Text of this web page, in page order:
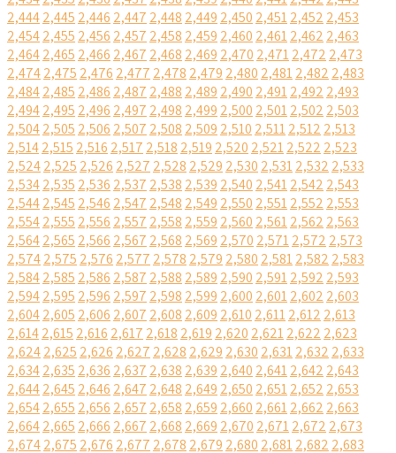
2,4442,445 2,446 2,447 2,448 2,449 2,450 2,4512,452 2,453
2,4542,455 2,456 2,457 2,458 2,459 2,460 2,4612,462 2,463
2,4642,465 2,466 2,467 2,468 2,469 2,470 2,4712,472 2,473
2,4742,475 2,476 2,477 2,478 2,479 2,480 2,4812,482 2,483
2,4842,485 2,486 2,487 2,488 2,489 2,490 2,4912,492 2,493
2,4942,495 2,496 2,497 2,498 2,499 2,500 2,5012,502 2,503
2,5042,505 2,506 2,507 2,508 2,509 2,510 2,5112,512 2,513
2,5142,515 2,516 2,517 2,518 2,519 2,520 2,5212,522 2,523
2,5242,525 2,526 2,527 2,528 2,529 2,530 2,5312,532 2,533
2,5342,535 2,536 2,537 2,538 2,539 2,540 2,5412,542 2,543
2,5442,545 2,546 2,547 2,548 2,549 2,550 2,5512,552 2,553
2,5542,555 2,556 2,557 2,558 2,559 2,560 2,5612,562 2,563
2,5642,565 2,566 2,567 2,568 2,569 2,570 2,5712,572 2,573
2,5742,575 2,576 2,577 2,578 2,579 2,580 2,5812,582 2,583
2,5842,585 2,586 2,587 2,588 2,589 2,590 2,5912,592 2,593
2,5942,595 2,596 2,597 2,598 2,599 2,600 2,6012,602 2,603
2,6042,605 2,606 2,607 2,608 2,609 2,610 2,6112,612 2,613
2,6142,615 2,616 2,617 2,618 2,619 2,620 2,6212,622 2,623
2,6242,625 2,626 2,627 2,628 2,629 2,630 2,6312,632 2,633
2,6342,635 2,636 2,637 2,638 2,639 2,640 2,6412,642 2,643
2,6442,645 2,646 2,647 2,648 2,649 2,650 2,6512,652 2,653
2,6542,655 2,656 2,657 2,658 2,659 2,660 2,6612,662 2,663
2,6642,665 2,666 2,667 2,668 2,669 2,670 2,6712,672 2,673
2,6742,675 2,676 2,677 2,678 2,679 2,680 2,6812,682 2,683